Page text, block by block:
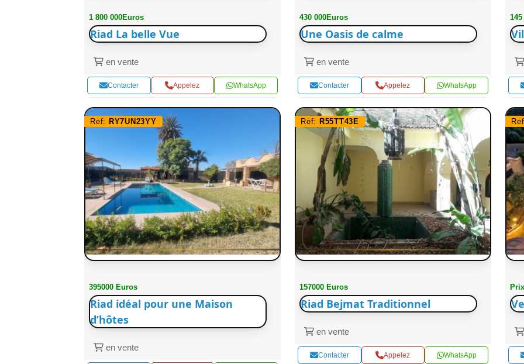
1 800 000Euros
Riad La belle Vue
en vente
Contacter Appelez WhatsApp
430 000Euros
Une Oasis de calme
en vente
Contacter Appelez WhatsApp
Ref: RY7UN23YY
395000 Euros
Riad idéal pour une Maison
d’hôtes
en vente
Ref: R55TT43E
157000 Euros
Riad Bejmat Traditionnel
en vente
Contacter Appelez WhatsApp